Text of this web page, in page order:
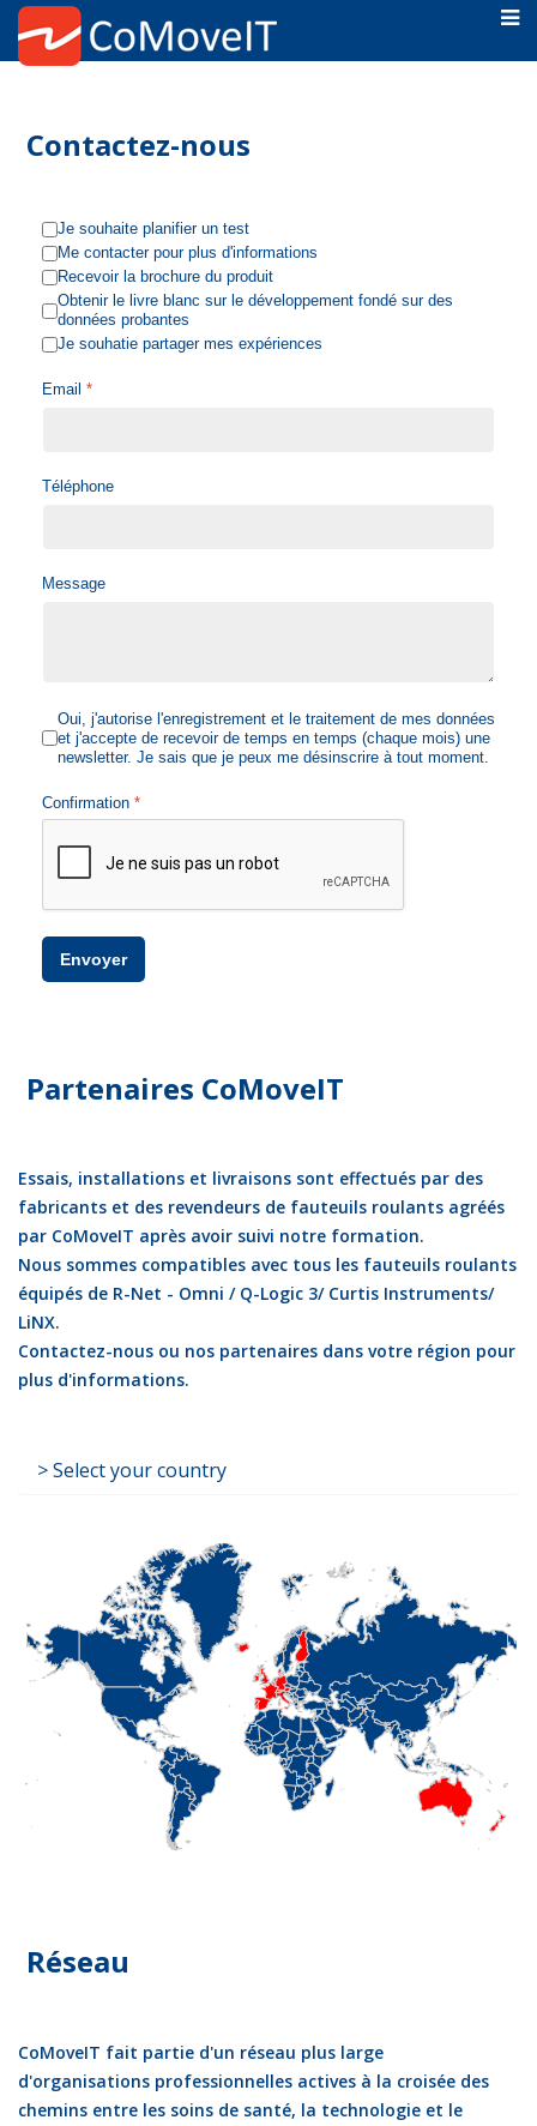
Contactez-nous
Je souhaite planifier un test
Me contacter pour plus d'informations
Recevoir la brochure du produit
Obtenir le livre blanc sur le développement fondé sur des
données probantes
Je souhatie partager mes expériences
Email *
Téléphone
Message
Oui, j'autorise l'enregistrement et le traitement de mes données
et j'accepte de recevoir de temps en temps (chaque mois) une
newsletter. Je sais que je peux me désinscrire à tout moment.
Confirmation *
Envoyer
Partenaires CoMoveIT
Essais, installations et livraisons sont effectués par des
fabricants et des revendeurs de fauteuils roulants agréés
par CoMoveIT après avoir suivi notre formation.
Nous sommes compatibles avec tous les fauteuils roulants
équipés de R-Net - Omni / Q-Logic 3/ Curtis Instruments/
LiNX.
Contactez-nous ou nos partenaires dans votre région pour
plus d'informations.
Select your country
Réseau
CoMoveIT fait partie d'un réseau plus large
d'organisations professionnelles actives à la croisée des
chemins entre les soins de santé, la technologie et le